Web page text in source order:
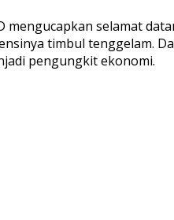
selamat
timbul tenggelam.
pengungkit ekonomi.